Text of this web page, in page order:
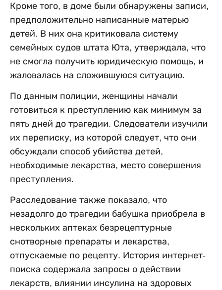
Кроме того, в доме были обнаружены записи,
предположительно написанные матерью
детей. В них она критиковала систему
семейных судов штата Юта, утверждала, что
не смогла получить юридическую помощь, и
жаловалась на сложившуюся ситуацию.
По данным полиции, женщины начали
готовиться к преступлению как минимум за
пять дней до трагедии. Следователи изучили
их переписку, из которой следует, что они
обсуждали способ убийства детей,
необходимые лекарства, место совершения
преступления.
Расследование также показало, что
незадолго до трагедии бабушка приобрела в
нескольких аптеках безрецептурные
снотворные препараты и лекарства,
отпускаемые по рецепту. История интернет-
поиска содержала запросы о действии
лекарств, влиянии инсулина на здоровых